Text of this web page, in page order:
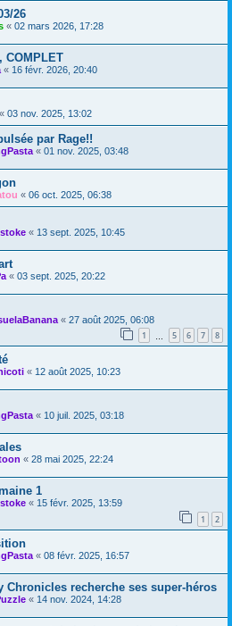
26
« 02 mars 2026, 17:28
COMPLET
« 16 févr. 2026, 20:40
« 03 nov. 2025, 13:02
par Rage!!
« 01 nov. 2025, 03:48
« 06 oct. 2025, 06:38
« 13 sept. 2025, 10:45
« 03 sept. 2025, 20:22
« 27 août 2025, 06:08
1 5 6 7 8
« 12 août 2025, 10:23
« 10 juil. 2025, 03:18
« 28 mai 2025, 22:24
1
« 15 févr. 2025, 13:59
1 2
« 08 févr. 2025, 16:57
Chronicles recherche ses super-héros
« 14 nov. 2024, 14:28